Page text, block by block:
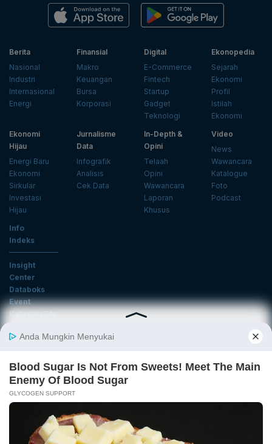
Berita
Nasional
Industri
Internasional
Energi
Finansial
Makro
Keuangan
Bursa
Korporasi
Digital
E-Commerce
Fintech
Startup
Gadget
Teknologi
Ekonopedia
Sejarah
Ekonomi
Profil
Istilah
Ekonomi
Ekonomi
Hijau
Energi Baru
Ekonomi
Sirkular
Investasi
Hijau
Jurnalisme
Data
Infografik
Analisis
Cek Data
In-Depth &
Opini
Telaah
Opini
Wawancara
Laporan
Khusus
Video
News
Wawancara
Katalogue
Foto
Podcast
Info
Indeks
Insight
Center
Databoks
Event
KatadataOto
Email
Daftar